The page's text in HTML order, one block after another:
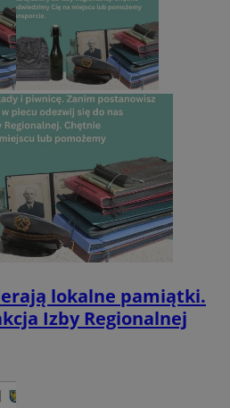
lokalne pamiątki.
Izby Regionalnej